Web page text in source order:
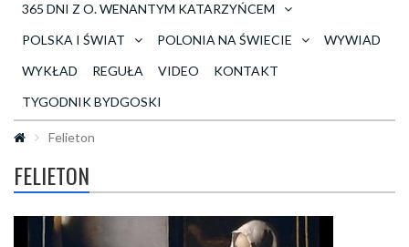
365 DNI Z O. WENANTYM KATARZYŃCEM
POLSKA I ŚWIAT
POLONIA NA ŚWIECIE
WYWIAD
WYKŁAD
REGUŁA VIDEO
KONTAKT
TYGODNIK BYDGOSKI
Felieton
FELIETON